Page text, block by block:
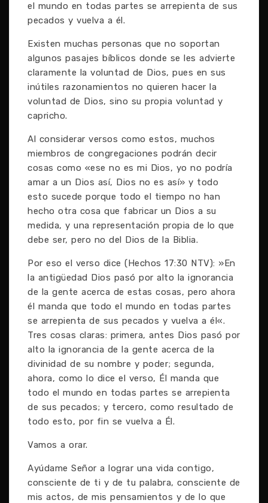
el mundo en todas partes se arrepienta de sus
pecados y vuelva a él.
Existen muchas personas que no soportan
algunos pasajes bíblicos donde se les advierte
claramente la voluntad de Dios, pues en sus
inútiles razonamientos no quieren hacer la
voluntad de Dios, sino su propia voluntad y
capricho.
Al considerar versos como estos, muchos
miembros de congregaciones podrán decir
cosas como «ese no es mi Dios, yo no podría
amar a un Dios así, Dios no es así» y todo
esto sucede porque todo el tiempo no han
hecho otra cosa que fabricar un Dios a su
medida, y una representación propia de lo que
debe ser, pero no del Dios de la Biblia.
Por eso el verso dice (Hechos 17:30 NTV): »En
la antigüedad Dios pasó por alto la ignorancia
de la gente acerca de estas cosas, pero ahora
él manda que todo el mundo en todas partes
se arrepienta de sus pecados y vuelva a él«.
Tres cosas claras: primera, antes Dios pasó por
alto la ignorancia de la gente acerca de la
divinidad de su nombre y poder; segunda,
ahora, como lo dice el verso, Él manda que
todo el mundo en todas partes se arrepienta
de sus pecados; y tercero, como resultado de
todo esto, por fin se vuelva a Él.
Vamos a orar.
Ayúdame Señor a lograr una vida contigo,
consciente de ti y de tu palabra, consciente de
mis actos, de mis pensamientos y de lo que